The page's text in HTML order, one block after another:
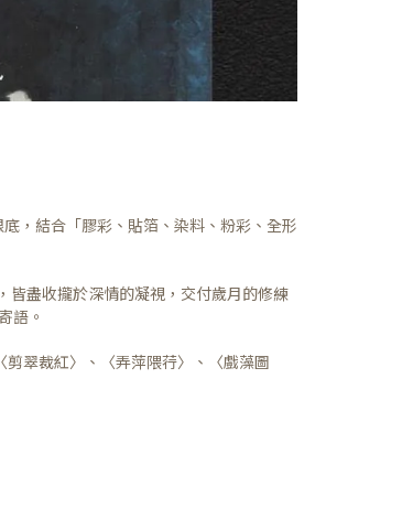
，結合「膠彩、貼箔、染料、粉彩、全形
皆盡收攏於深情的凝視，交付歲月的修練
語。
翠裁紅〉、〈弄萍隈荇〉、〈戲藻圖